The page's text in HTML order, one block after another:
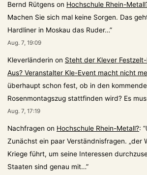
Bernd Rütgens on Hochschule Rhein-
Machen Sie sich mal keine Sorgen. Das
Hardliner in Moskau das Ruder…”
Aug. 7, 19:09
Kleverländerin on Steht der Klever
Aus? Veranstalter Kle-Event macht nicht
überhaupt schon fest, ob in den
Rosenmontagszug stattfinden wird? Es
Aug. 7, 17:19
Nachfragen on Hochschule Rhein-Metall?: “
Zunächst ein paar Verständnisfragen. „der
Kriege führt, um seine Interessen
Staaten sind genau mit…”